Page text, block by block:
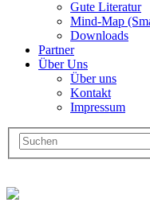
Gute Literatur
Mind-Map
Downloads
Partner
Über Uns
Über uns
Kontakt
Impressum